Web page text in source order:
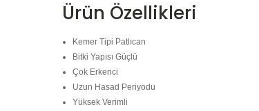
Ürün Özellikleri
Kemer Tipi Patlıcan
Bitki Yapısı Güçlü
Çok Erkenci
Uzun Hasad Periyodu
Yüksek Verimli